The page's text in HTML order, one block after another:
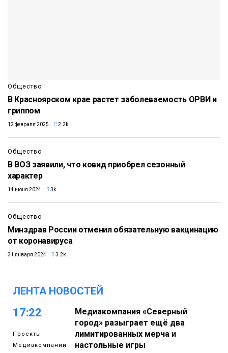
Общество
В Красноярском крае растет заболеваемость ОРВИ и
гриппом
12 февраля 2025 2.2k
Общество
В ВОЗ заявили, что ковид приобрел сезонный
характер
14 июня 2024 3k
Общество
Минздрав России отменил обязательную вакцинацию
от коронавируса
31 января 2024 3.2k
ЛЕНТА НОВОСТЕЙ
17:22
Проекты
Медиакомпании
Медиакомпания «Северный
город» разыграет ещё два
лимитированных мерча и
настольные игры